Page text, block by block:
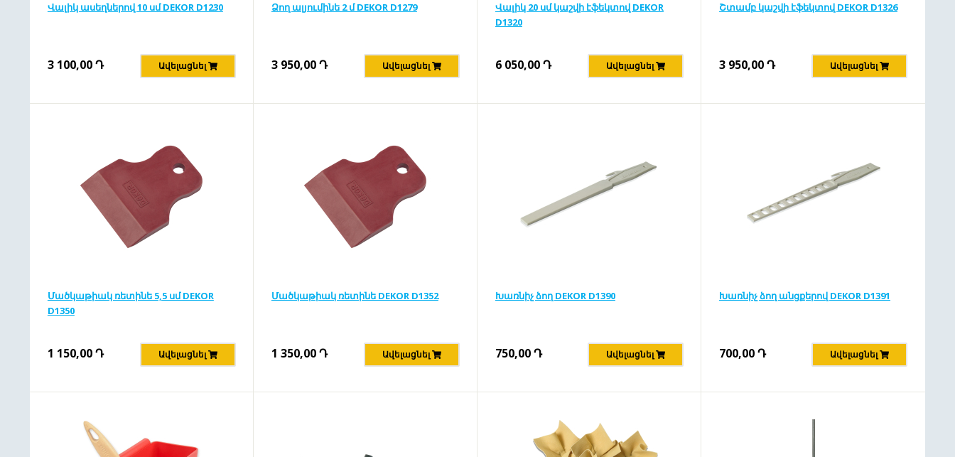
Վալիկ ասեղներով 10 սմ DEKOR D1230
3 100,00Դ Ավելացնել
Ձող ալյումինե 2 մ DEKOR D1279
3 950,00Դ Ավելացնել
Վալիկ 20 սմ կաշվի էֆեկտով DEKOR
D1320
6 050,00Դ Ավելացնել
Շտամբ կաշվի էֆեկտով DEKOR D1326
3 950,00Դ Ավելացնել
Մածկաթիակ ռետինե 5,5 սմ DEKOR
D1350
1 150,00Դ Ավելացնել
Մածկաթիակ ռետինե DEKOR D1352
1 350,00Դ Ավելացնել
Խառնիչ ձող DEKOR D1390
750,00Դ Ավելացնել
Խառնիչ ձող անցքերով DEKOR D1391
700,00Դ Ավելացնել